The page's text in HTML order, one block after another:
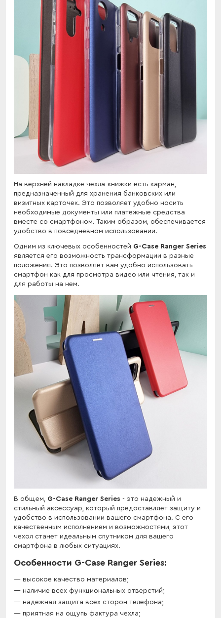
На верхней накладке чехла-книжки есть карман,
предназначенный для хранения банковских или
визитных карточек. Это позволяет удобно носить
необходимые документы или платежные средства
вместе со смартфоном. Таким образом, обеспечивается
удобство в повседневном использовании.
Одним из ключевых особенностей G-Case Ranger Series
является его возможность трансформации в разные
положения. Это позволяет вам удобно использовать
смартфон как для просмотра видео или чтения, так и
для работы на нем.
В общем, G-Case Ranger Series - это надежный и
стильный аксессуар, который предоставляет защиту и
удобство в использовании вашего смартфона. С его
качественным исполнением и возможностями, этот
чехол станет идеальным спутником для вашего
смартфона в любых ситуациях.
Особенности G-Case Ranger Series:
высокое качество материалов;
наличие всех функциональных отверстий;
надежная защита всех сторон телефона;
приятная на ощупь фактура чехла;